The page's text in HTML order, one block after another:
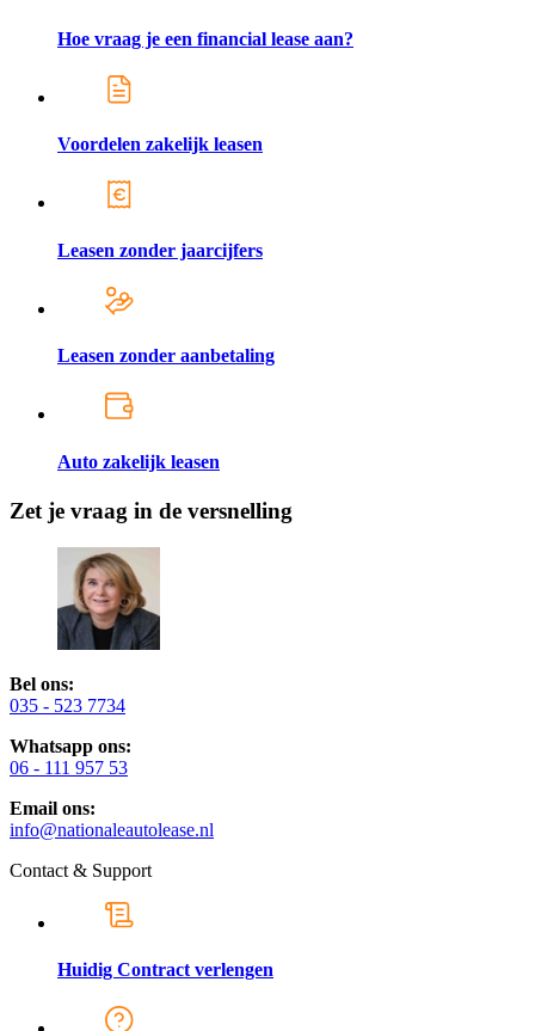
Hoe vraag je een financial lease aan?
Voordelen zakelijk leasen
Leasen zonder jaarcijfers
Leasen zonder aanbetaling
Auto zakelijk leasen
Zet je vraag in de versnelling
Bel ons:
035 - 523 7734
Whatsapp ons:
06 - 111 957 53
Email ons:
info@nationaleautolease.nl
Contact & Support
Huidig Contract verlengen